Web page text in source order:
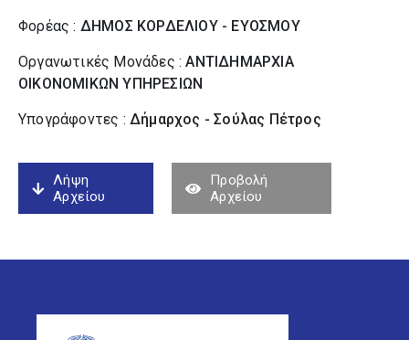
Φορέας : ΔΗΜΟΣ ΚΟΡΔΕΛΙΟΥ - ΕΥΟΣΜΟΥ
Οργανωτικές Μονάδες :ΑΝΤΙΔΗΜΑΡΧΙΑ
ΟΙΚΟΝΟΜΙΚΩΝ ΥΠΗΡΕΣΙΩΝ
Υπογράφοντες : Δήμαρχος - Σούλας Πέτρος
Λήψη
Αρχείου
Προβολή
Αρχείου